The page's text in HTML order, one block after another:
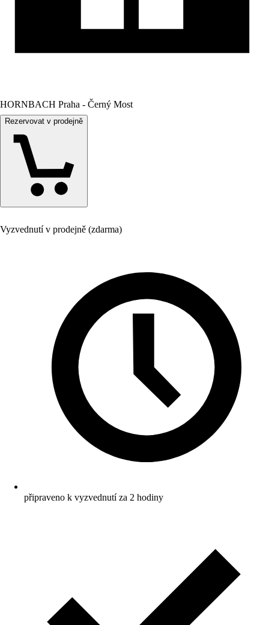
HORNBACH Praha - Černý Most
Rezervovat v prodejně
Vyzvednutí v prodejně (zdarma)
připraveno k vyzvednutí za 2 hodiny